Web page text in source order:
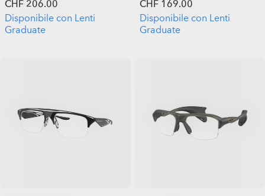
CHF 206.00
Disponibile con Lenti
Graduate
CHF 169.00
Disponibile con Lenti
Graduate